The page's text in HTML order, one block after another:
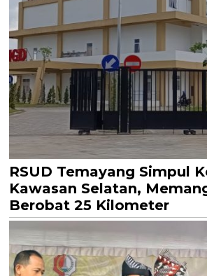
RSUD Temayang Simpul
Kawasan Selatan,
Berobat 25 Kilometer